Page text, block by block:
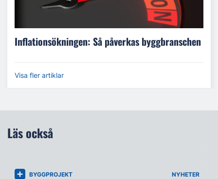
Inflationsökningen: Så påverkas byggbranschen
Visa fler artiklar
Läs också
BYGGPROJEKT NYHETER